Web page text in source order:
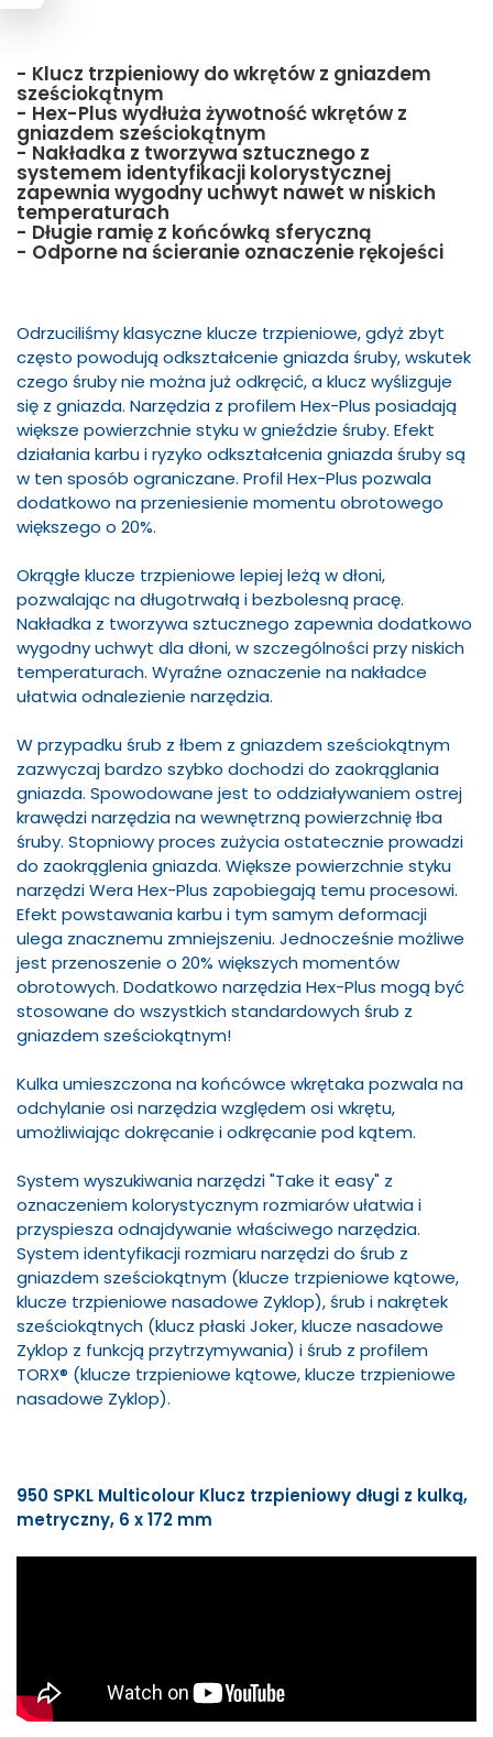
- Klucz trzpieniowy do wkrętów z gniazdem
sześciokątnym
- Hex-Plus wydłuża żywotność wkrętów z
gniazdem sześciokątnym
- Nakładka z tworzywa sztucznego z
systemem identyfikacji kolorystycznej
zapewnia wygodny uchwyt nawet w niskich
temperaturach
- Długie ramię z końcówką sferyczną
- Odporne na ścieranie oznaczenie rękojeści
Odrzuciliśmy klasyczne klucze trzpieniowe, gdyż zbyt
często powodują odkształcenie gniazda śruby, wskutek
czego śruby nie można już odkręcić, a klucz wyślizguje
się z gniazda. Narzędzia z profilem Hex-Plus posiadają
większe powierzchnie styku w gnieździe śruby. Efekt
działania karbu i ryzyko odkształcenia gniazda śruby są
w ten sposób ograniczane. Profil Hex-Plus pozwala
dodatkowo na przeniesienie momentu obrotowego
większego o 20%.
Okrągłe klucze trzpieniowe lepiej leżą w dłoni,
pozwalając na długotrwałą i bezbolesną pracę.
Nakładka z tworzywa sztucznego zapewnia dodatkowo
wygodny uchwyt dla dłoni, w szczególności przy niskich
temperaturach. Wyraźne oznaczenie na nakładce
ułatwia odnalezienie narzędzia.
W przypadku śrub z łbem z gniazdem sześciokątnym
zazwyczaj bardzo szybko dochodzi do zaokrąglania
gniazda. Spowodowane jest to oddziaływaniem ostrej
krawędzi narzędzia na wewnętrzną powierzchnię łba
śruby. Stopniowy proces zużycia ostatecznie prowadzi
do zaokrąglenia gniazda. Większe powierzchnie styku
narzędzi Wera Hex-Plus zapobiegają temu procesowi.
Efekt powstawania karbu i tym samym deformacji
ulega znacznemu zmniejszeniu. Jednocześnie możliwe
jest przenoszenie o 20% większych momentów
obrotowych. Dodatkowo narzędzia Hex-Plus mogą być
stosowane do wszystkich standardowych śrub z
gniazdem sześciokątnym!
Kulka umieszczona na końcówce wkrętaka pozwala na
odchylanie osi narzędzia względem osi wkrętu,
umożliwiając dokręcanie i odkręcanie pod kątem.
System wyszukiwania narzędzi "Take it easy" z
oznaczeniem kolorystycznym rozmiarów ułatwia i
przyspiesza odnajdywanie właściwego narzędzia.
System identyfikacji rozmiaru narzędzi do śrub z
gniazdem sześciokątnym (klucze trzpieniowe kątowe,
klucze trzpieniowe nasadowe Zyklop), śrub i nakrętek
sześciokątnych (klucz płaski Joker, klucze nasadowe
Zyklop z funkcją przytrzymywania) i śrub z profilem
TORX® (klucze trzpieniowe kątowe, klucze trzpieniowe
nasadowe Zyklop).
950 SPKL Multicolour Klucz trzpieniowy długi z kulką,
metryczny, 6 x 172 mm